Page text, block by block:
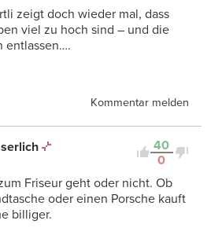
zeigt doch wieder mal, dass
viel zu hoch sind – und die
entlassen….
Kommentar melden
40
0
Friseur geht oder nicht. Ob
oder einen Porsche kauft
billiger.